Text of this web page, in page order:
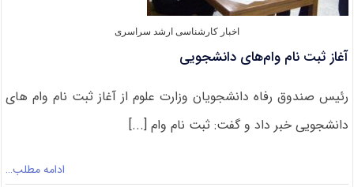
اخبار کارشناسی ارشد سراسری
آغاز ثبت نام وام‌های دانشجویی
رئیس صندوق رفاه دانشجویان وزارت علوم از آغاز ثبت نام وام های
دانشجویی خبر داد و گفت: ثبت نام وام [...]
ادامه مطلب…